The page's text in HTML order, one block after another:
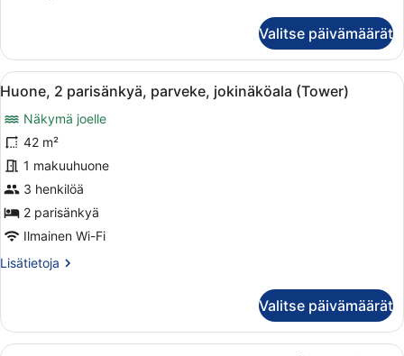
suuri
parisänky,
parveke,
jokinäköala
(Tower)
Valitse päivämäärät
Avaa
kaikki
huonetyypin
Huone,
2
parisänkyä,
parveke,
jokinäköala
(Tower)
kuvat
Kaupunkikuva, jossa näkyy
7
Huone, 2 parisänkyä, parveke, jokinäköala (Tower)
Näkymä joelle
42 m²
1 makuuhuone
3 henkilöä
2 parisänkyä
Ilmainen Wi-Fi
Lisätietoja
Lisätietoja
parisänkyä,
parveke,
Valitse päivämäärät
Moderni hotellihuone, jossa on